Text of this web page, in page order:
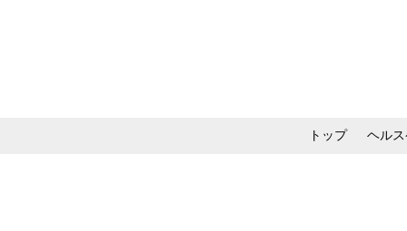
トップ ヘル